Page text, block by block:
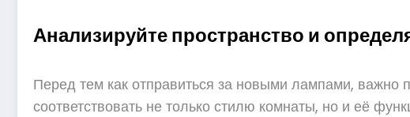
Анализируйте пространство и
Перед тем как отправиться за новыми лампами,
соответствовать не только стилю комнаты, но и её